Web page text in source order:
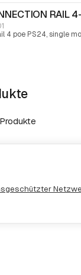
RAIL
4 poe PS24, single